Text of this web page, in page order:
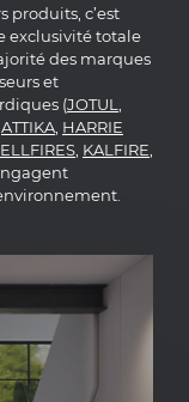
produits, c’est
exclusivité totale
des marques
et
(JOTUL
ATTIKA HARRIE
KALFIRE